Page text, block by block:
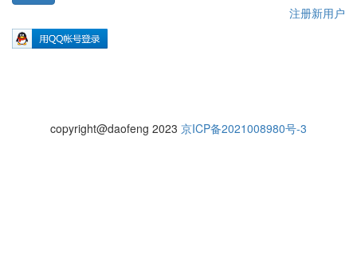
注册新用户
copyright@daofeng 2023 京ICP备2021008980号-3